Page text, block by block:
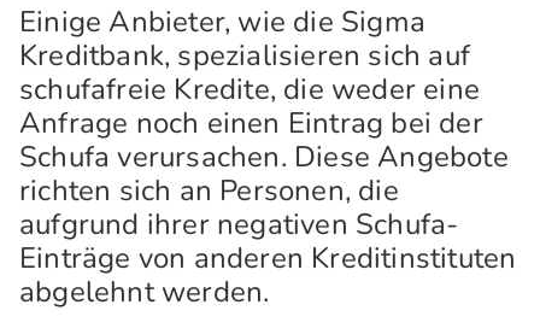
Einige Anbieter, wie die Sigma
Kreditbank, spezialisieren sich auf
schufafreie Kredite, die weder eine
Anfrage noch einen Eintrag bei der
Schufa verursachen. Diese Angebote
richten sich an Personen, die
aufgrund ihrer negativen Schufa-
Einträge von anderen Kreditinstituten
abgelehnt werden.